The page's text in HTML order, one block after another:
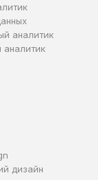
аналитик
дизайн